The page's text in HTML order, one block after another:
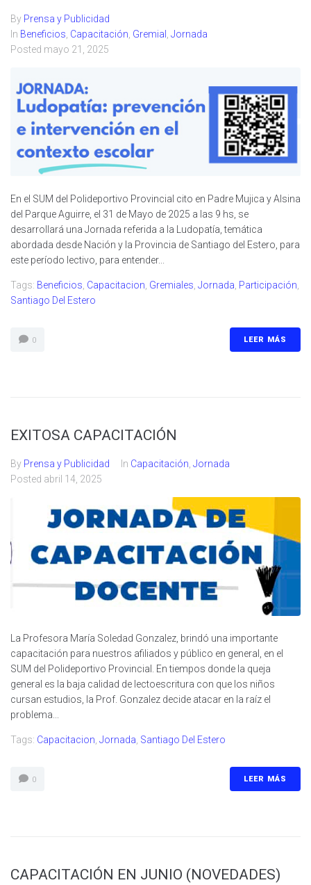
By Prensa y Publicidad
In Beneficios, Capacitación, Gremial , Jornada
Posted mayo 21, 2025
En el SUM del Polideportivo Provincial cito en Padre Mujica y Alsina
del Parque Aguirre, el 31 de Mayo de 2025 a las 9 hs, se
desarrollará una Jornada referida a la Ludopatía, temática
abordada desde Nación y la Provincia de Santiago del Estero, para
este período lectivo, para entender...
Tags: Beneficios Capacitacion Gremiales Jornada Participación
Santiago Del Estero
0 LEER MÁS
EXITOSA CAPACITACIÓN
By Prensa y Publicidad In Capacitación Jornada
Posted abril 14, 2025
La Profesora María Soledad Gonzalez, brindó una importante
capacitación para nuestros afiliados y público en general, en el
SUM del Polideportivo Provincial. En tiempos donde la queja
general es la baja calidad de lectoescritura con que los niños
cursan estudios, la Prof. Gonzalez decide atacar en la raíz el
problema...
Tags: Capacitacion Jornada Santiago Del Estero
0 LEER MÁS
CAPACITACIÓN EN JUNIO (NOVEDADES)